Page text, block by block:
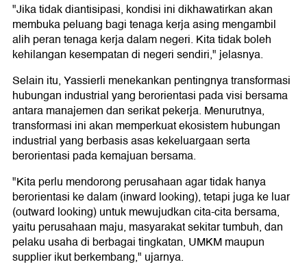
"Jika tidak diantisipasi, kondisi ini dikhawatirkan akan
membuka peluang bagi tenaga kerja asing mengambil
alih peran tenaga kerja dalam negeri. Kita tidak boleh
kehilangan kesempatan di negeri sendiri," jelasnya.
Selain itu, Yassierli menekankan pentingnya transformasi
hubungan industrial yang berorientasi pada visi bersama
antara manajemen dan serikat pekerja. Menurutnya,
transformasi ini akan memperkuat ekosistem hubungan
industrial yang berbasis asas kekeluargaan serta
berorientasi pada kemajuan bersama.
"Kita perlu mendorong perusahaan agar tidak hanya
berorientasi ke dalam (inward looking), tetapi juga ke luar
(outward looking) untuk mewujudkan cita-cita bersama,
yaitu perusahaan maju, masyarakat sekitar tumbuh, dan
pelaku usaha di berbagai tingkatan, UMKM maupun
supplier ikut berkembang," ujarnya.